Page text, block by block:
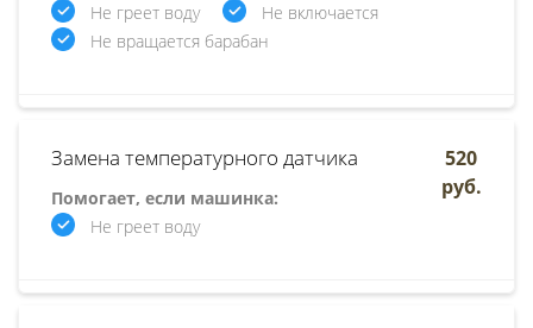
Не греет воду
Не включается
Не вращается барабан
Замена температурного датчика
Помогает, если машинка:
Не греет воду
520
руб.